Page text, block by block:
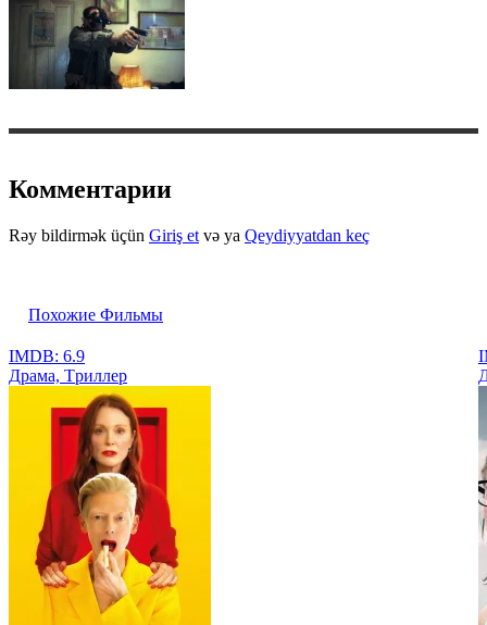
Комментарии
Rəy bildirmək üçün Giriş et və ya Qeydiyyatdan keç
Похожие Фильмы
IMDB: 6.9
Драма, Tриллер